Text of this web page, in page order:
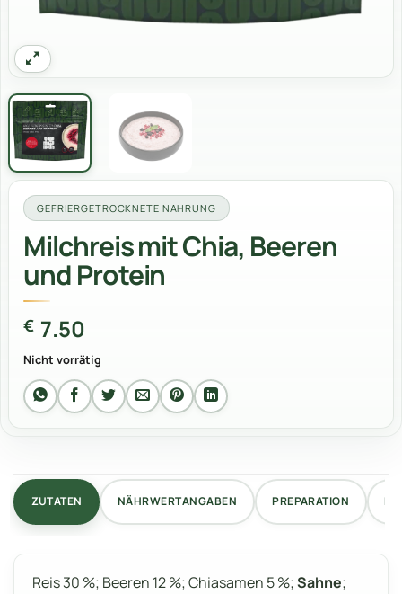
GEFRIERGETROCKNETE NAHRUNG
Milchreis mit Chia, Beeren
und Protein
€ 7.50
Nicht vorrätig
ZUTATEN NÄHRWERTANGABEN PREPARATION
Reis 30 %; Beeren 12 %; Chiasamen 5 %;Sahne;